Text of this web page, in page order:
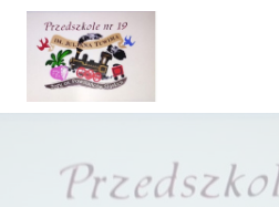
Przejdź
treści